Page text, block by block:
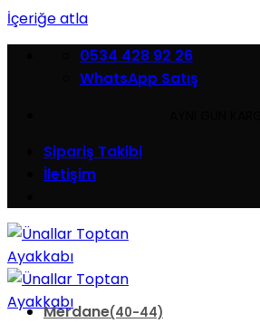
İçeriğe atla
0534 428 92 26
WhatsApp Satış
Sipariş Takibi
İletişim
Merdane(40-44)